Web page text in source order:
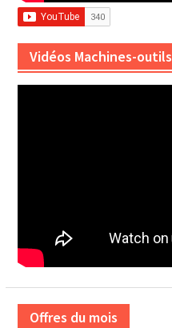
Vidéos Machines-outils
Offres du mois